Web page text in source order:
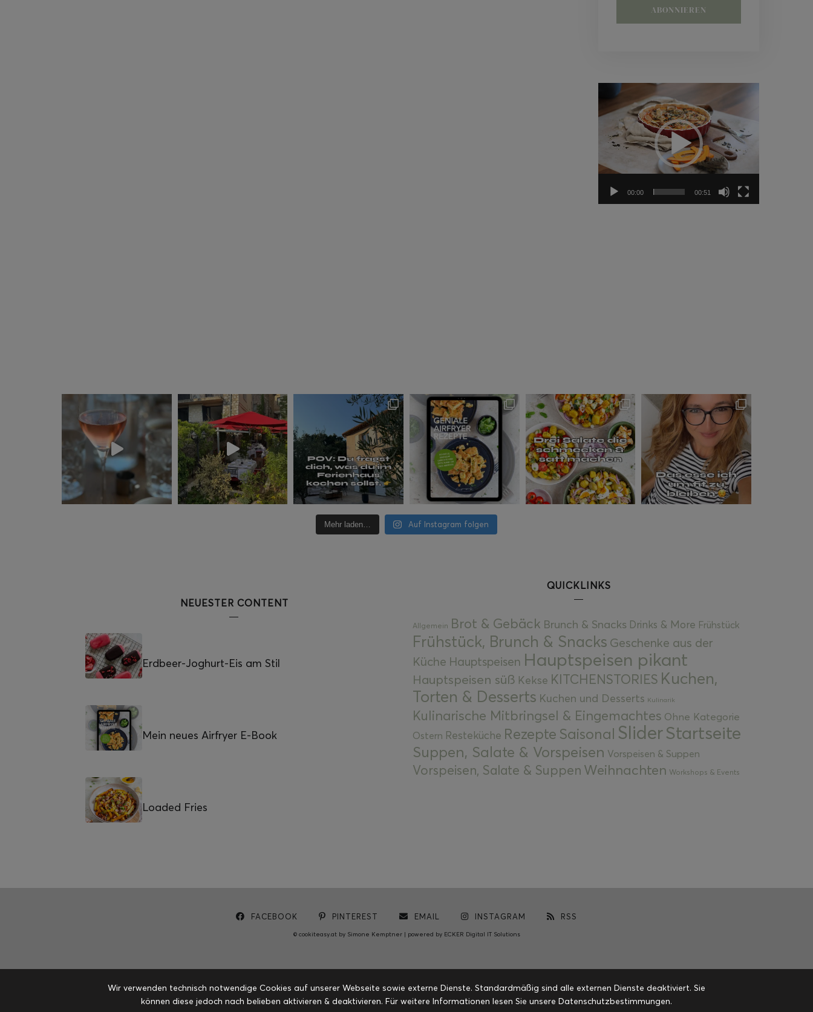
Video-
Player
00:00 00:51
Mehr laden… Auf Instagram folgen
NEUESTER CONTENT
Erdbeer-Joghurt-Eis am Stil
Mein neues Airfryer E-Book
Loaded Fries
QUICKLINKS
Allgemein Brot & Gebäck Brunch & Snacks Drinks & More Frühstück
Frühstück, Brunch & Snacks Geschenke aus der
Küche Hauptspeisen Hauptspeisen pikant
Hauptspeisen süß Kekse KITCHENSTORIES Kuchen,
Torten & Desserts Kuchen und Desserts Kulinarik
Kulinarische Mitbringsel & Eingemachtes Ohne Kategorie
Ostern Resteküche Rezepte Saisonal SliderStartseite
Suppen, Salate & Vorspeisen Vorspeisen & Suppen
Vorspeisen, Salate & Suppen Weihnachten Workshops & Events
FACEBOOK PINTEREST EMAIL INSTAGRAM RSS
© cookiteasy.at by Simone Kemptner | powered by ECKER Digital IT Solutions
Wir verwenden technisch notwendige Cookies auf unserer Webseite sowie externe Dienste. Standardmäßig sind alle externen Dienste deaktiviert. Sie
können diese jedoch nach belieben aktivieren & deaktivieren. Für weitere Informationen lesen Sie unsere Datenschutzbestimmungen.